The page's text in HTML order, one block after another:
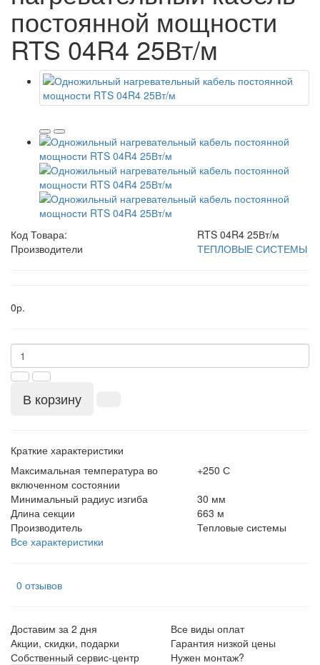
постоянной мощности
RTS 04R4 25Вт/м
Код Товара:
RTS 04R4 25Вт/м
Производители
ТЕПЛОВЫЕ СИСТЕМЫ
0р.
В корзину
Краткие характеристики
Максимальная температура во
включенном состоянии
+250 С
Минимальный радиус изгиба
30 мм
Длина секции
663 м
Производитель
Тепловые системы
Все характеристики
0 отзывов
Доставим за 2 дня
Все виды оплат
Акции, скидки, подарки
Гарантия низкой цены
Собственный сервис-центр
Нужен монтаж?